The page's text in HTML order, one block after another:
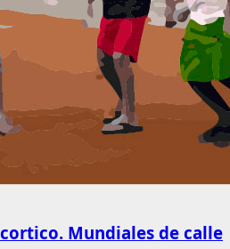
Mundiales de calle